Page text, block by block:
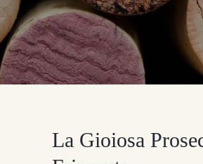
La Gioiosa